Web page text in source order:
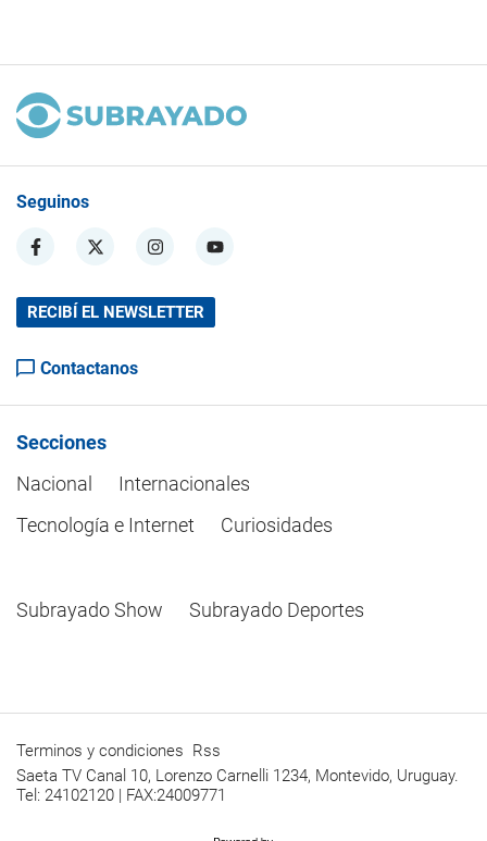
Seguinos
RECIBÍ EL NEWSLETTER
Contactanos
Secciones
Nacional
Internacionales
Tecnología e Internet
Curiosidades
Subrayado Show Subrayado Deportes
Terminos y condiciones Rss
Saeta TV Canal 10, Lorenzo Carnelli 1234, Montevido, Uruguay.
Tel: 24102120 | FAX:24009771